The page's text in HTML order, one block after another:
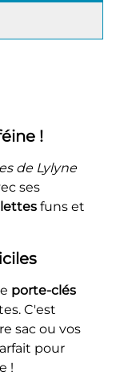
!
de Lylyne
ses
funs et
porte-clés
C'est
sac ou vos
pour
!